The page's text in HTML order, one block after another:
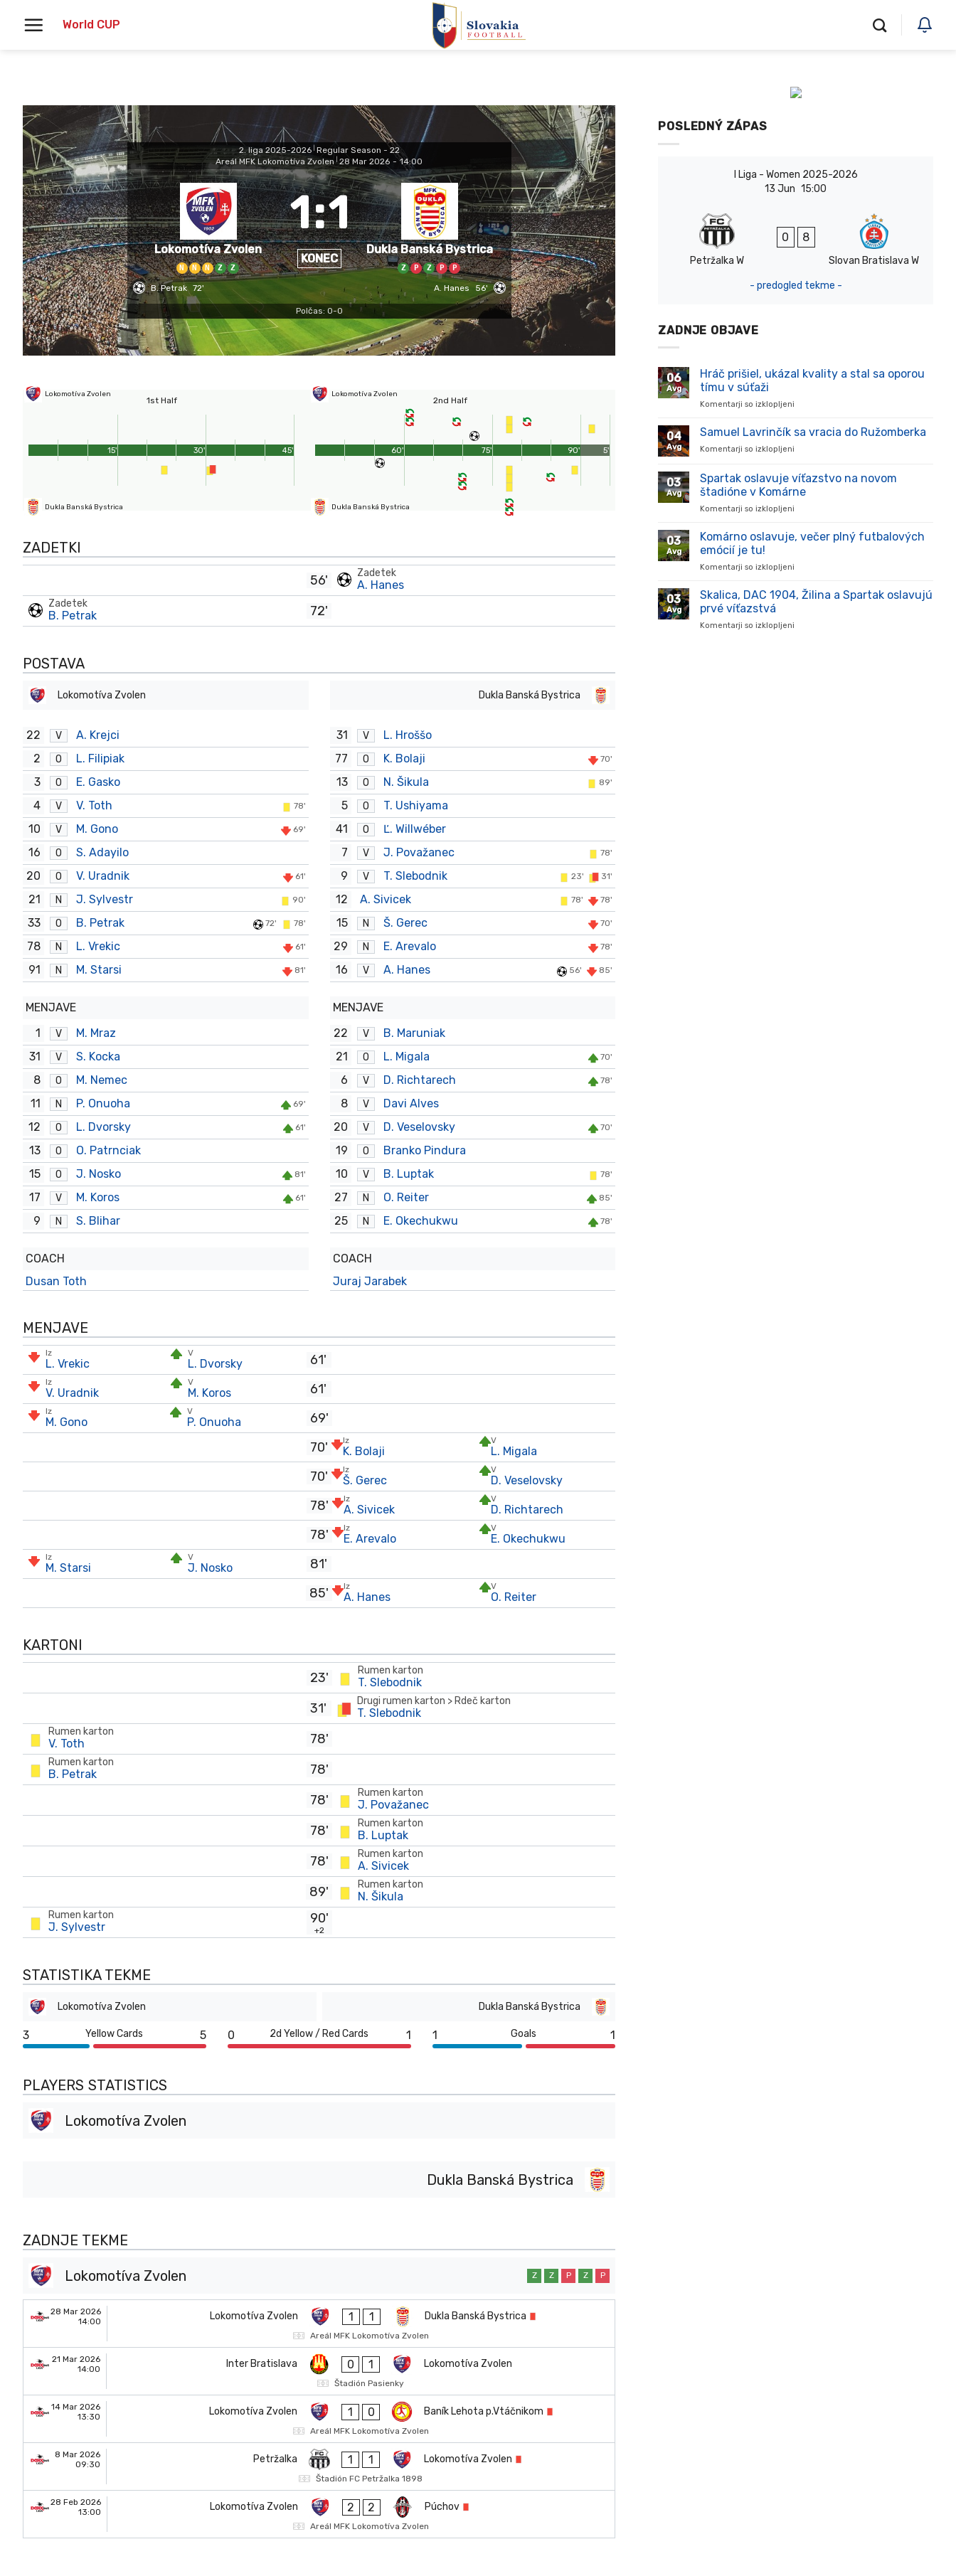
World CUP
2. liga 2025-2026 Regular Season - 22
Areál MFK Lokomotíva Zvolen 28 Mar 2026 - 14:00
Lokomotíva Zvolen
N N N Z Z
1:1
KONEC
Dukla Banská Bystrica
Z P Z P P
B. Petrak 72' A. Hanes 56'
Polčas: 0-0
Lokomotíva Zvolen
1st Half
Dukla Banská Bystrica
45'
15' 30'
Lokomotíva Zvolen
2nd Half
Dukla Banská Bystrica
90'
60' 75' 5'
ZADETKI
56' Zadetek
A. Hanes
Zadetek
B. Petrak 72'
POSTAVA
Lokomotíva Zvolen
22 V
A. Krejci
2
O
L. Filipiak
3
O
E. Gasko
4
V V. Toth 78'
10 V M. Gono 69'
16 O
S. Adayilo
20
O V. Uradnik 61'
21 N J. Sylvestr 90'
33 O B. Petrak 72' 78'
78 N L. Vrekic 61'
91 N M. Starsi 81'
MENJAVE
1
V
M. Mraz
31
V
S. Kocka
8
O
M. Nemec
11
N P. Onuoha 69'
12 O L. Dvorsky 61'
13 O
O. Patrnciak
15
O J. Nosko 81'
17 V M. Koros 61'
9 N S. Blihar
COACH
Dusan Toth
Dukla Banská Bystrica
31 V
L. Hroššo
77
O K. Bolaji 70'
13 O N. Šikula 89'
5 O
T. Ushiyama
41
O
Ľ. Willwéber
7
V J. Považanec 78'
9 V T. Slebodnik 23' 31'
12 A. Sivicek 78' 78'
15 N Š. Gerec 70'
29 N E. Arevalo 78'
16 V A. Hanes 56' 85'
MENJAVE
22
V
B. Maruniak
21
O L. Migala 70'
6 V D. Richtarech 78'
8 V
Davi Alves
20
V D. Veselovsky 70'
19 O
Branko Pindura
10
V B. Luptak 78'
27 N O. Reiter 85'
25 N E. Okechukwu 78'
COACH
Juraj Jarabek
MENJAVE
Iz
L. Vrekic
V
L. Dvorsky 61'
Iz
V. Uradnik
V
M. Koros 61'
Iz
M. Gono
V
P. Onuoha
69'
70'
Iz
K. Bolaji
V
L. Migala
70' Iz
Š. Gerec
V
D. Veselovsky
78' Iz
A. Sivicek
V
D. Richtarech
78' Iz
E. Arevalo
V
E. Okechukwu
Iz
M. Starsi
V
J. Nosko
81'
85'
Iz
A. Hanes
V
O. Reiter
KARTONI
23' Rumen karton
T. Slebodnik
31' Drugi rumen karton > Rdeč karton
T. Slebodnik
Rumen karton
V. Toth 78'
Rumen karton
B. Petrak
78'
78'
Rumen karton
J. Považanec
78' Rumen karton
B. Luptak
78' Rumen karton
A. Sivicek
89' Rumen karton
N. Šikula
Rumen karton
J. Sylvestr
90'
+2
STATISTIKA TEKME
Lokomotíva Zvolen Dukla Banská Bystrica
3 Yellow Cards 5 0 2d Yellow / Red Cards 1 1 Goals 1
PLAYERS STATISTICS
Lokomotíva Zvolen
Dukla Banská Bystrica
ZADNJE TEKME
Lokomotíva Zvolen Z Z P Z P
28 Mar 2026
14:00
Lokomotíva Zvolen 1 1 Dukla Banská Bystrica
Areál MFK Lokomotíva Zvolen
21 Mar 2026
14:00
Inter Bratislava 0 1 Lokomotíva Zvolen
Štadión Pasienky
14 Mar 2026
13:30
Lokomotíva Zvolen 1 0 Baník Lehota p.Vtáčnikom
Areál MFK Lokomotíva Zvolen
8 Mar 2026
09:30
Petržalka 1 1 Lokomotíva Zvolen
Štadión FC Petržalka 1898
28 Feb 2026
13:00
Lokomotíva Zvolen 2 2 Púchov
Areál MFK Lokomotíva Zvolen
POSLEDNÝ ZÁPAS
I Liga - Women 2025-2026
13 Jun 15:00
Petržalka W
0 8
Slovan Bratislava W
- predogled tekme -
ZADNJE OBJAVE
06
Avg
Hráč prišiel, ukázal kvality a stal sa oporou
tímu v súťaži
Komentarji so izklopljeni
prišiel,
stal
sa
súťaži
04
Avg
Samuel Lavrinčík sa vracia do Ružomberka
Komentarji so izklopljeni
Lavrinčík
vracia
03
Avg
Spartak oslavuje víťazstvo na novom
štadióne v Komárne
Komentarji so izklopljeni
oslavuje
v
03
Avg
Komárno oslavuje, večer plný futbalových
emócií je tu!
Komentarji so izklopljeni
oslavuje,
03
Avg
Skalica, DAC 1904, Žilina a Spartak oslavujú
prvé víťazstvá
Komentarji so izklopljeni